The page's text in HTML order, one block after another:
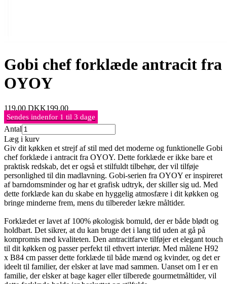
Gobi chef forklæde antracit fra
OYOY
119,00 DKK199,00
Sendes indenfor 1 til 3 dage
Antal
Læg i kurv
Giv dit køkken et strejf af stil med det moderne og funktionelle Gobi
chef forklæde i antracit fra OYOY. Dette forklæde er ikke bare et
praktisk redskab, det er også et stilfuldt tilbehør, der vil tilføje
personlighed til din madlavning. Gobi-serien fra OYOY er inspireret
af barndomsminder og har et grafisk udtryk, der skiller sig ud. Med
dette forklæde kan du skabe en hyggelig atmosfære i dit køkken og
bringe minderne frem, mens du tilbereder lækre måltider.
Forklædet er lavet af 100% økologisk bomuld, der er både blødt og
holdbart. Det sikrer, at du kan bruge det i lang tid uden at gå på
kompromis med kvaliteten. Den antracitfarve tilføjer et elegant touch
til dit køkken og passer perfekt til ethvert interiør. Med målene H92
x B84 cm passer dette forklæde til både mænd og kvinder, og det er
ideelt til familier, der elsker at lave mad sammen. Uanset om I er en
familie, der elsker at bage kager eller tilberede gourmetmåltider, vil